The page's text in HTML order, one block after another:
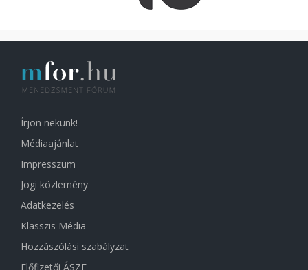
Írjon nekünk!
Médiaajánlat
Impresszum
Jogi közlemény
Adatkezelés
Klasszis Média
Hozzászólási szabályzat
Előfizetői ÁSZF